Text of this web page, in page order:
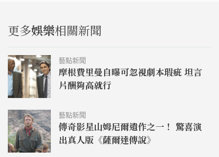
更多娛樂相關新聞
藝點新聞
摩根費里曼自曝可忽視劇本瑕疵 坦言
片酬夠高就行
藝點新聞
傳奇影星山姆尼爾遺作之一！ 驚喜演
出真人版《薩爾達傳說》